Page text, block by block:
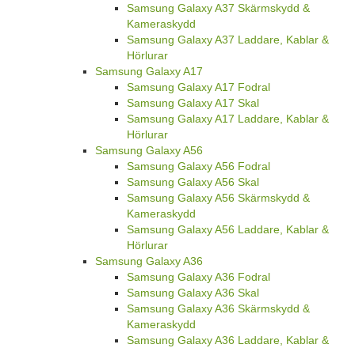
Samsung Galaxy A37 Skärmskydd &
Kameraskydd
Samsung Galaxy A37 Laddare, Kablar &
Hörlurar
Samsung Galaxy A17
Samsung Galaxy A17 Fodral
Samsung Galaxy A17 Skal
Samsung Galaxy A17 Laddare, Kablar &
Hörlurar
Samsung Galaxy A56
Samsung Galaxy A56 Fodral
Samsung Galaxy A56 Skal
Samsung Galaxy A56 Skärmskydd &
Kameraskydd
Samsung Galaxy A56 Laddare, Kablar &
Hörlurar
Samsung Galaxy A36
Samsung Galaxy A36 Fodral
Samsung Galaxy A36 Skal
Samsung Galaxy A36 Skärmskydd &
Kameraskydd
Samsung Galaxy A36 Laddare, Kablar &